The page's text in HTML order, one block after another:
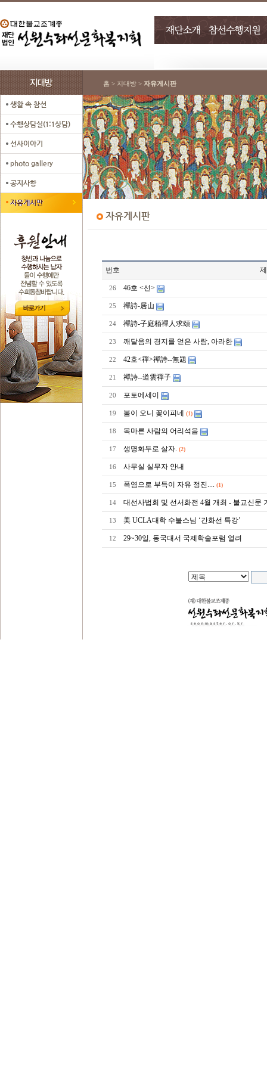
홈 > 지대방 > 자유게시판
번호
26 46호 <선>
25 禪詩-居山
24 禪詩-子庭栢禪人求頌
23 깨달음의 경지를 얻은 사람, 아라한
22 42호<禪>禪詩--無題
21 禪詩--道雲禪子
20 포토에세이
19 봄이 오니 꽃이피네 (1)
18 목마른 사람의 어리석음
17 생명화두로 살자. (2)
16 사무실 실무자 안내
15 폭염으로 부득이 자유 정진.... (1)
14 대선사법회 및 선서화전 4월 개최 - 불교신문
13 美 UCLA대학 수불스님 ‘간화선 특강’
12 29~30일, 동국대서 국제학술포럼 열려